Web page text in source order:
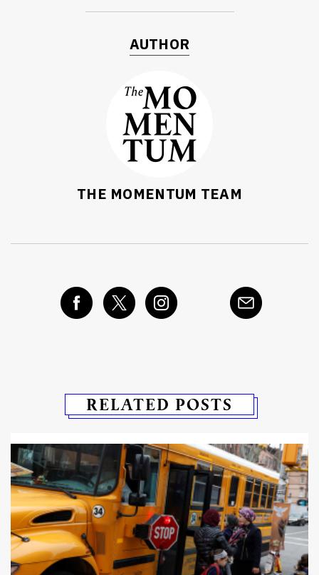
AUTHOR
THE MOMENTUM TEAM
RELATED POSTS